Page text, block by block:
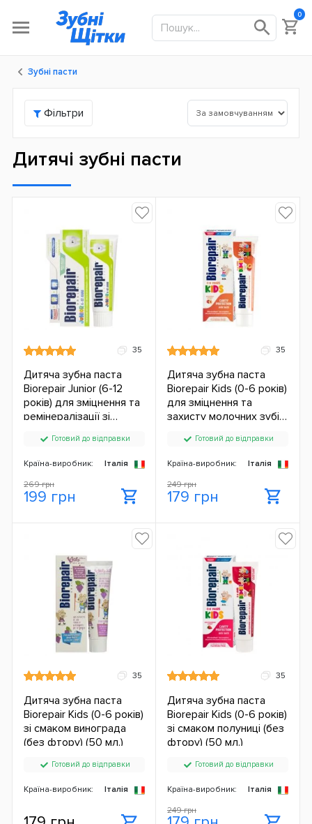
0
Зубні пасти
Фільтри
Дитячі зубні пасти
35
Дитяча зубна паста
Biorepair Junior (6-12
років) для зміцнення та
ремінералізації зі
фтору) (75 мл.)
Готовий до відправки
Країна-виробник:
Італія
269 грн
199 грн
35
Дитяча зубна паста
Biorepair Kids (0-6 років)
для зміцнення та
захисту молочних зубів
фтору) (50 мл.)
Готовий до відправки
Країна-виробник:
Італія
249 грн
179 грн
35
Дитяча зубна паста
Biorepair Kids (0-6 років)
зі смаком винограда
(без фтору) (50 мл.)
Готовий до відправки
Країна-виробник: Італія
35
Дитяча зубна паста
Biorepair Kids (0-6 років)
зі смаком полуниці (без
фтору) (50 мл.)
Готовий до відправки
Країна-виробник:
Італія
249 грн